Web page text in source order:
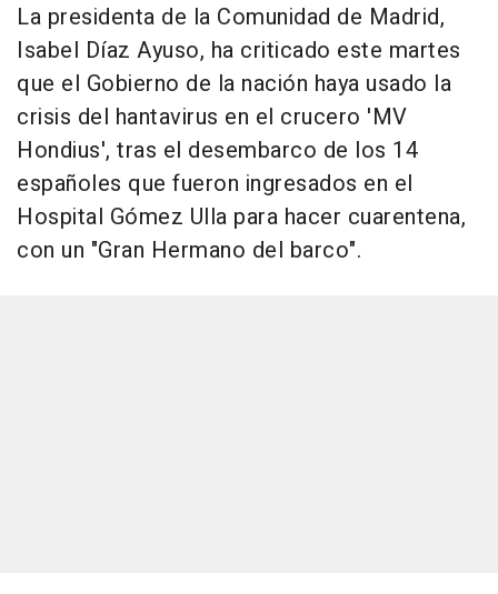
La presidenta de la Comunidad de Madrid,
Isabel Díaz Ayuso, ha criticado este martes
que el Gobierno de la nación haya usado la
crisis del hantavirus en el crucero 'MV
Hondius', tras el desembarco de los 14
españoles que fueron ingresados en el
Hospital Gómez Ulla para hacer cuarentena,
con un "Gran Hermano del barco".